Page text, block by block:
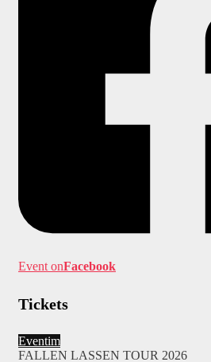
Event onFacebook
Tickets
Eventim
FALLEN LASSEN TOUR 2026